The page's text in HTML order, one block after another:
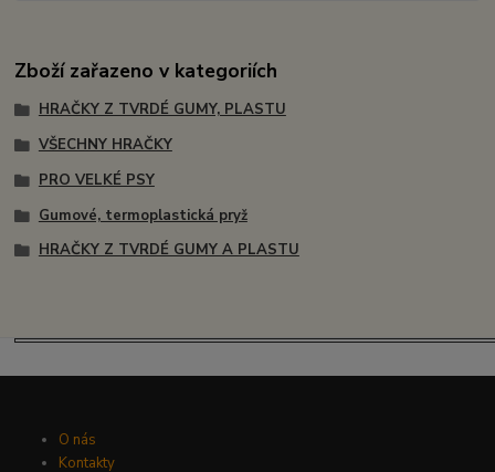
Zboží zařazeno v kategoriích
HRAČKY Z TVRDÉ GUMY, PLASTU
VŠECHNY HRAČKY
PRO VELKÉ PSY
Gumové, termoplastická pryž
HRAČKY Z TVRDÉ GUMY A PLASTU
O nás
Kontakty